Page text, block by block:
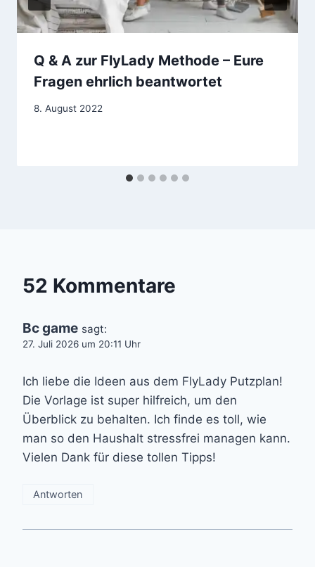
Q & A zur FlyLady Methode – Eure
Fragen ehrlich beantwortet
8. August 2022
52 Kommentare
Bc game sagt:
27. Juli 2026 um 20:11 Uhr
Ich liebe die Ideen aus dem FlyLady Putzplan!
Die Vorlage ist super hilfreich, um den
Überblick zu behalten. Ich finde es toll, wie
man so den Haushalt stressfrei managen kann.
Vielen Dank für diese tollen Tipps!
Antworten